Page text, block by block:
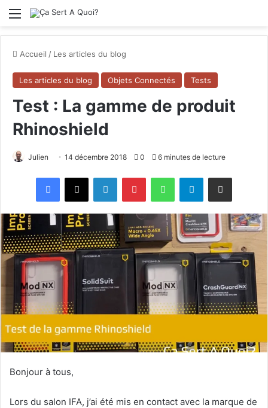
Menu
Accueil / Les articles du blog
Les articles du blog Objets Connectés Tests
Test : La gamme de produit
Rhinoshield
Julien 14 décembre 2018 0 6 minutes de lecture
Facebook
X LinkedinPinterestWhatsAppTelegramPartagez par mail
Bonjour à tous,
Lors du salon IFA, j’ai été mis en contact avec la marque de